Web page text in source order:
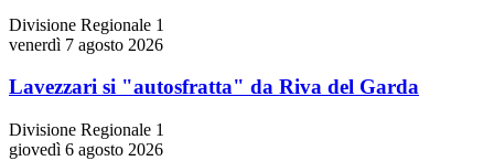
Divisione Regionale 1
venerdì 7 agosto 2026
Lavezzari si "autosfratta" da Riva del Garda
Divisione Regionale 1
giovedì 6 agosto 2026